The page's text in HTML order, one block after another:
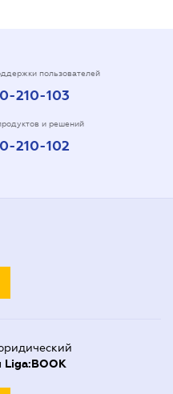
пользователей
210-103
и решений
210-102
Liga:BOOK